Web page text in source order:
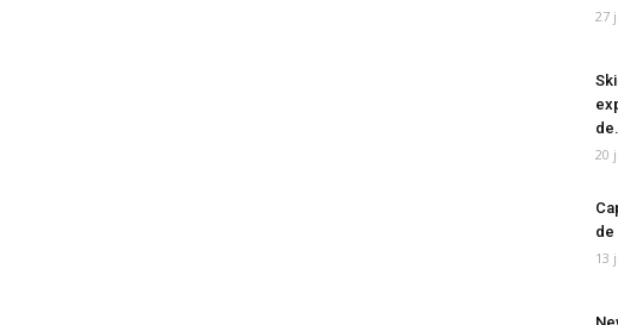
27
20
de
13